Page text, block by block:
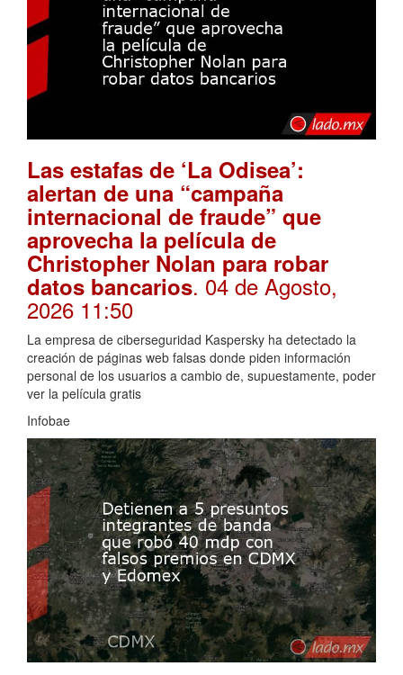
Las estafas de ‘La Odisea’:
alertan de una “campaña
internacional de fraude” que
aprovecha la película de
Christopher Nolan para robar
datos bancarios. 04 de Agosto,
2026 11:50
La empresa de ciberseguridad Kaspersky ha detectado la
creación de páginas web falsas donde piden información
personal de los usuarios a cambio de, supuestamente, poder
ver la película gratis
Infobae